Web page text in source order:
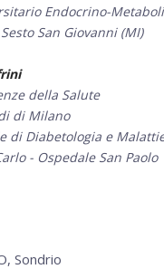
Endocrino-
San Giovanni (MI)
della Salute
di Milano
di Diabetologia e
- Ospedale San Paolo
Sondrio